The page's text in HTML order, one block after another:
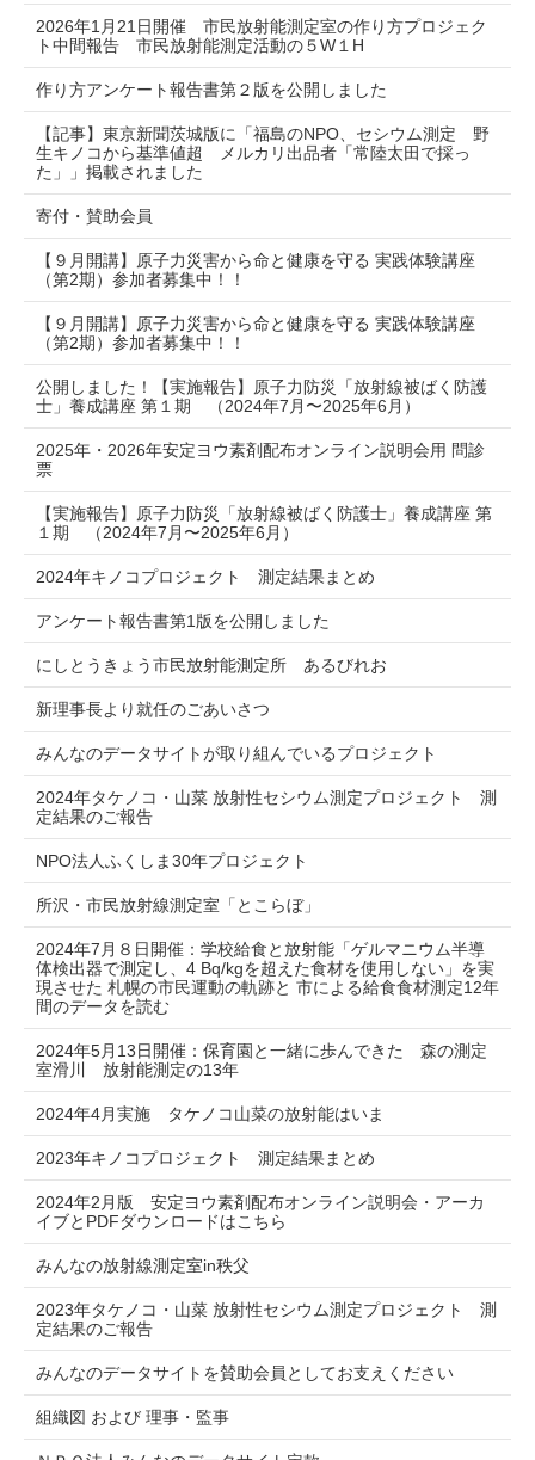
2026年1月21日開催 市民放射能測定室の作り方プロジェク
ト中間報告 市民放射能測定活動の５W１H
作り方アンケート報告書第２版を公開しました
【記事】東京新聞茨城版に「福島のNPO、セシウム測定 野
生キノコから基準値超 メルカリ出品者「常陸太田で採っ
た」」掲載されました
寄付・賛助会員
【９月開講】原子力災害から命と健康を守る 実践体験講座
（第2期）参加者募集中！！
【９月開講】原子力災害から命と健康を守る 実践体験講座
（第2期）参加者募集中！！
公開しました！【実施報告】原子力防災「放射線被ばく防護
士」養成講座 第１期 （2024年7月〜2025年6月）
2025年・2026年安定ヨウ素剤配布オンライン説明会用 問診
票
【実施報告】原子力防災「放射線被ばく防護士」養成講座 第
１期 （2024年7月〜2025年6月）
2024年キノコプロジェクト 測定結果まとめ
アンケート報告書第1版を公開しました
にしとうきょう市民放射能測定所 あるびれお
新理事長より就任のごあいさつ
みんなのデータサイトが取り組んでいるプロジェクト
2024年タケノコ・山菜 放射性セシウム測定プロジェクト 測
定結果のご報告
NPO法人ふくしま30年プロジェクト
所沢・市民放射線測定室「とこらぼ」
2024年7月８日開催：学校給食と放射能「ゲルマニウム半導
体検出器で測定し、4 Bq/kgを超えた食材を使用しない」を実
現させた 札幌の市民運動の軌跡と 市による給食食材測定12年
間のデータを読む
2024年5月13日開催：保育園と一緒に歩んできた 森の測定
室滑川 放射能測定の13年
2024年4月実施 タケノコ山菜の放射能はいま
2023年キノコプロジェクト 測定結果まとめ
2024年2月版 安定ヨウ素剤配布オンライン説明会・アーカ
イブとPDFダウンロードはこちら
みんなの放射線測定室in秩父
2023年タケノコ・山菜 放射性セシウム測定プロジェクト 測
定結果のご報告
みんなのデータサイトを賛助会員としてお支えください
組織図 および 理事・監事